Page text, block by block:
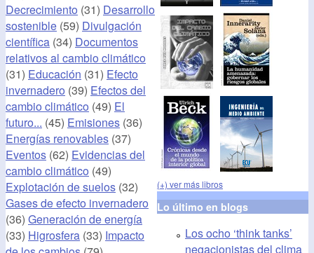
Decrecimiento (31) Desarrollo
sostenible (59) Divulgación
científica (34) Documentos
relativos al cambio climático
(31) Educación (31) Efecto
invernadero (39) Efectos del
cambio climático (49) El
futuro... (45) Emisiones (36)
Energías renovables (37)
Eventos (62) Evidencias del
cambio climático (49)
Explotación de suelos (32)
Gases de efecto invernadero
(36) Generación de energía
(33) Higrosfera (33) Impacto
(+) ver más libros
Lo último en blogs
Los ocho ‘think tanks’
negacionistas del clima